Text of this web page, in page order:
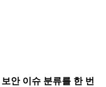
안 이슈 분류를 한 번